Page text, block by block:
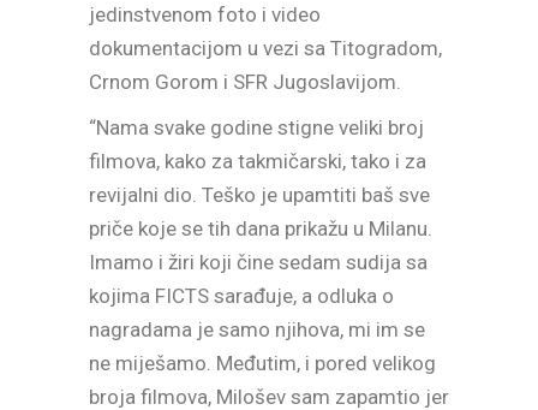
jedinstvenom foto i video
dokumentacijom u vezi sa Titogradom,
Crnom Gorom i SFR Jugoslavijom.
“Nama svake godine stigne veliki broj
filmova, kako za takmičarski, tako i za
revijalni dio. Teško je upamtiti baš sve
priče koje se tih dana prikažu u Milanu.
Imamo i žiri koji čine sedam sudija sa
kojima FICTS sarađuje, a odluka o
nagradama je samo njihova, mi im se
ne miješamo. Međutim, i pored velikog
broja filmova, Milošev sam zapamtio jer